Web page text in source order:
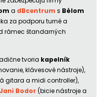
a dBcentrum s Bélom
za podporu turné a
rámec štandarných
tvoria kapelník
klávesové nástroje),
gitara a midi controller),
Jani Bodor (bicie nástroje a